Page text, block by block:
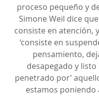
proceso pequeño y
Simone Weil dice
consiste en atención,
‘consiste en
pensamiento,
desapegado y
penetrado por’
estamos poniendo